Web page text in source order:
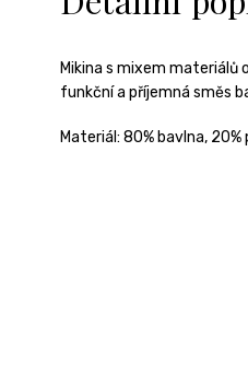
Mikina s mixem materiálů
funkční a příjemná směs
Materiál: 80% bavlna,